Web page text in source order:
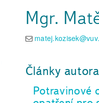
Mgr.
Články autora
Potravinové